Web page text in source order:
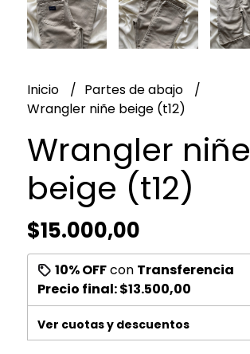
Inicio
Partes de abajo
Wrangler niñe beige (t12)
Wrangler niñe
beige (t12)
$15.000,00
10% OFFcon Transferencia
Precio final:$13.500,00
Ver cuotas y descuentos